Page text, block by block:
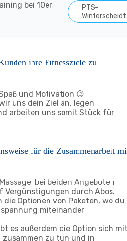
bei 10er
PTS-
Winterscheidt
ihre Fitnessziele zu
und Motivation 😉
uns dein Ziel an, legen
arbeiten uns somit Stück für
für die Zusammenarbeit
bei beiden Angeboten
Vergünstigungen durch Abos.
Optionen von Paketen, wo du
miteinander
es außerdem die Option sich mit
zu tun und in